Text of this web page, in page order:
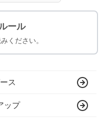
ール
ください。
ス
ップ